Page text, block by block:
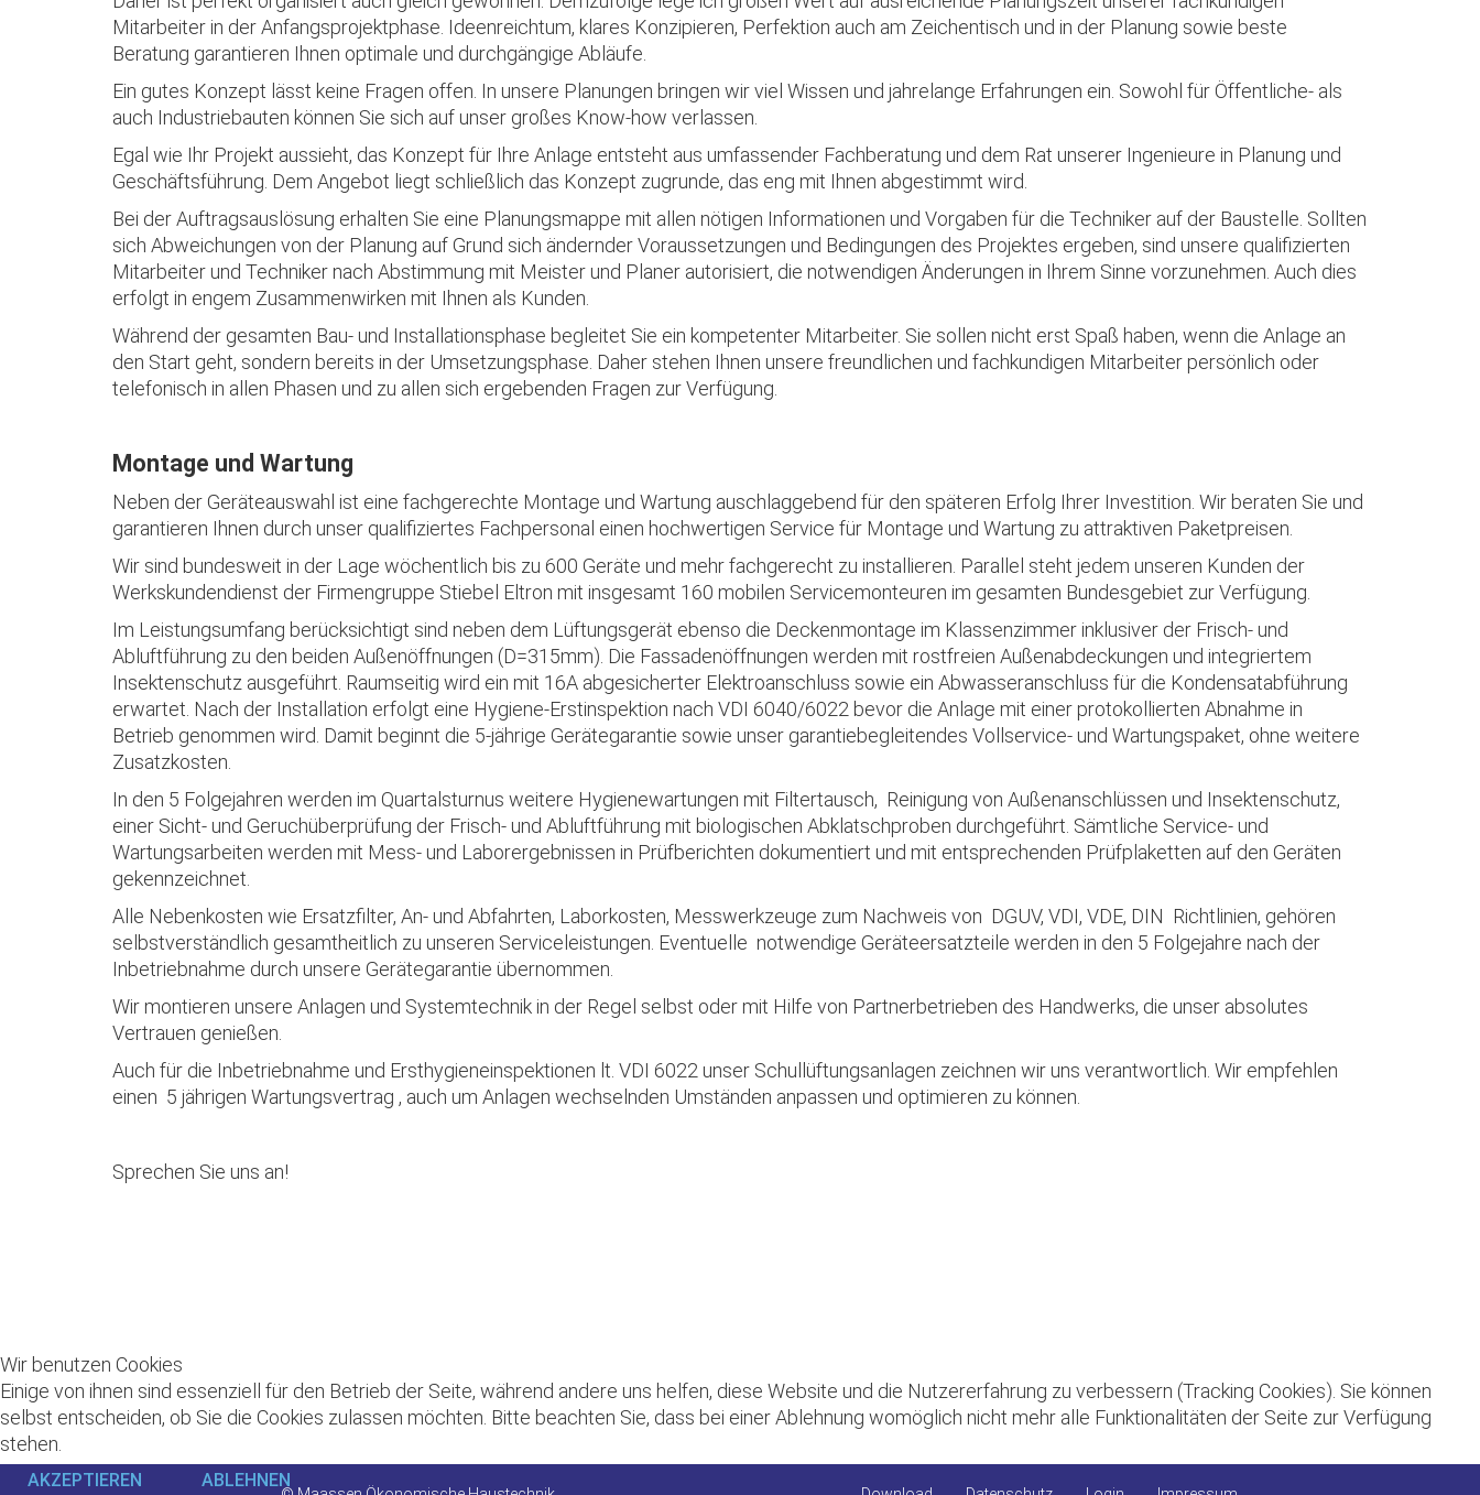
Mitarbeiter in der Anfangsprojektphase. Ideenreichtum, klares Konzipieren, Perfektion auch am Zeichentisch und in der Planung sowie beste
Beratung garantieren Ihnen optimale und durchgängige Abläufe.
Ein gutes Konzept lässt keine Fragen offen. In unsere Planungen bringen wir viel Wissen und jahrelange Erfahrungen ein. Sowohl für Öffentliche- als
auch Industriebauten können Sie sich auf unser großes Know-how verlassen.
Egal wie Ihr Projekt aussieht, das Konzept für Ihre Anlage entsteht aus umfassender Fachberatung und dem Rat unserer Ingenieure in Planung und
Geschäftsführung. Dem Angebot liegt schließlich das Konzept zugrunde, das eng mit Ihnen abgestimmt wird.
Bei der Auftragsauslösung erhalten Sie eine Planungsmappe mit allen nötigen Informationen und Vorgaben für die Techniker auf der Baustelle. Sollten
sich Abweichungen von der Planung auf Grund sich ändernder Voraussetzungen und Bedingungen des Projektes ergeben, sind unsere qualifizierten
Mitarbeiter und Techniker nach Abstimmung mit Meister und Planer autorisiert, die notwendigen Änderungen in Ihrem Sinne vorzunehmen. Auch dies
erfolgt in engem Zusammenwirken mit Ihnen als Kunden.
Während der gesamten Bau- und Installationsphase begleitet Sie ein kompetenter Mitarbeiter. Sie sollen nicht erst Spaß haben, wenn die Anlage an
den Start geht, sondern bereits in der Umsetzungsphase. Daher stehen Ihnen unsere freundlichen und fachkundigen Mitarbeiter persönlich oder
telefonisch in allen Phasen und zu allen sich ergebenden Fragen zur Verfügung.
Montage und Wartung
Neben der Geräteauswahl ist eine fachgerechte Montage und Wartung auschlaggebend für den späteren Erfolg Ihrer Investition. Wir beraten Sie und
garantieren Ihnen durch unser qualifiziertes Fachpersonal einen hochwertigen Service für Montage und Wartung zu attraktiven Paketpreisen.
Wir sind bundesweit in der Lage wöchentlich bis zu 600 Geräte und mehr fachgerecht zu installieren. Parallel steht jedem unseren Kunden der
Werkskundendienst der Firmengruppe Stiebel Eltron mit insgesamt 160 mobilen Servicemonteuren im gesamten Bundesgebiet zur Verfügung.
Im Leistungsumfang berücksichtigt sind neben dem Lüftungsgerät ebenso die Deckenmontage im Klassenzimmer inklusiver der Frisch- und
Abluftführung zu den beiden Außenöffnungen (D=315mm). Die Fassadenöffnungen werden mit rostfreien Außenabdeckungen und integriertem
Insektenschutz ausgeführt. Raumseitig wird ein mit 16A abgesicherter Elektroanschluss sowie ein Abwasseranschluss für die Kondensatabführung
erwartet. Nach der Installation erfolgt eine Hygiene-Erstinspektion nach VDI 6040/6022 bevor die Anlage mit einer protokollierten Abnahme in
Betrieb genommen wird. Damit beginnt die 5-jährige Gerätegarantie sowie unser garantiebegleitendes Vollservice- und Wartungspaket, ohne weitere
Zusatz­kosten.
In den 5 Folgejahren werden im Quartalsturnus weitere Hygienewartungen mit Filtertausch, Reinigung von Außenanschlüssen und Insektenschutz,
einer Sicht- und Geruchüberprüfung der Frisch- und Abluftführung mit biologischen Abklatschproben durchgeführt. Sämtliche Service- und
Wartungsarbeiten werden mit Mess- und Laborergebnissen in Prüfberichten dokumentiert und mit entsprechenden Prüfplaketten auf den Geräten
gekennzeichnet.
Alle Nebenkosten wie Ersatzfilter, An- und Abfahrten, Laborkosten, Messwerkzeuge zum Nachweis von DGUV, VDI, VDE, DIN Richtlinien, gehören
selbstverständlich gesamtheitlich zu unseren Serviceleistungen. Eventuelle notwendige Geräteersatzteile werden in den 5 Folgejahre nach der
Inbetriebnahme durch unsere Gerätegarantie übernommen.
Wir montieren unsere Anlagen und Systemtechnik in der Regel selbst oder mit Hilfe von Partnerbetrieben des Handwerks, die unser absolutes
Vertrauen genießen.
Auch für die Inbetriebnahme und Ersthygieneinspektionen lt. VDI 6022 unser Schullüftungsanlagen zeichnen wir uns verantwortlich. Wir empfehlen
einen 5 jährigen Wartungsvertrag , auch um Anlagen wechselnden Umständen anpassen und optimieren zu können.
Sprechen Sie uns an!
Wir benutzen Cookies
Einige von ihnen sind essenziell für den Betrieb der Seite, während andere uns helfen, diese Website und die Nutzererfahrung zu verbessern (Tracking Cookies). Sie können
selbst entscheiden, ob Sie die Cookies zulassen möchten. Bitte beachten Sie, dass bei einer Ablehnung womöglich nicht mehr alle Funktionalitäten der Seite zur Verfügung
stehen.
AKZEPTIEREN ABLEHNEN